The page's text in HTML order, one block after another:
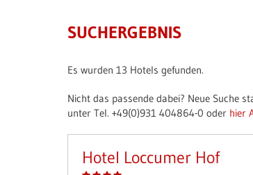
SUCHERGEBNIS
Es wurden 13 Hotels gefunden.
Nicht das passende dabei? Neue Suche
unter Tel. +49(0)931 404864-0 oder hier
Hotel Loccumer Hof